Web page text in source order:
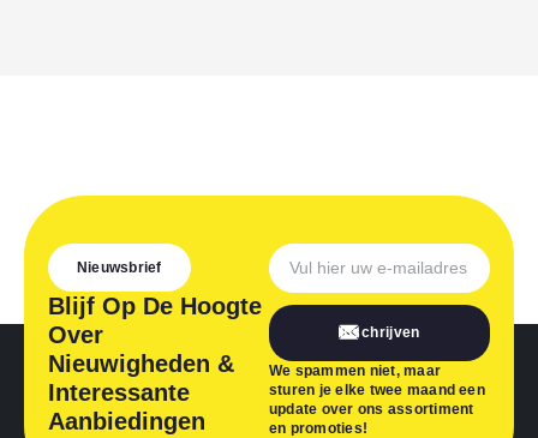
Nieuwsbrief
Blijf Op De Hoogte
Over
Nieuwigheden &
Interessante
Aanbiedingen
Inschrijven
We spammen niet, maar
sturen je elke twee maand een
update over ons assortiment
en promoties!